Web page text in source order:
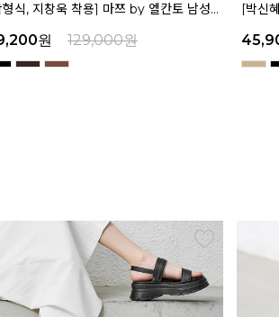
[박형식, 지창욱 착용] 마쯔 by 엘칸토 남성 페니 로퍼 3.5cm LCMD82I111
원 129,000원